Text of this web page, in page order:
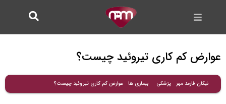
عوارض کم کاری تیروئید چیست؟
نیکان فارمد مهر پزشکی بیماری ها عوارض کم کاری تیروئید چیست؟